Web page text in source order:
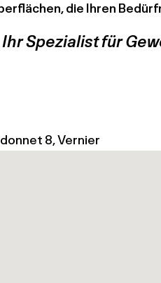
die Ihren
Spezialist für
8, Vernier